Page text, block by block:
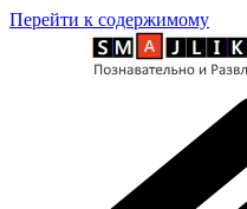
Перейти к содержимому